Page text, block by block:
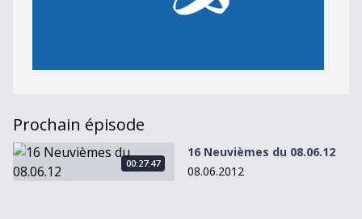
Prochain épisode
16 Neuvièmes du 08.06.12
00:27:47
16 Neuvièmes du 08.06.12
08.06.2012